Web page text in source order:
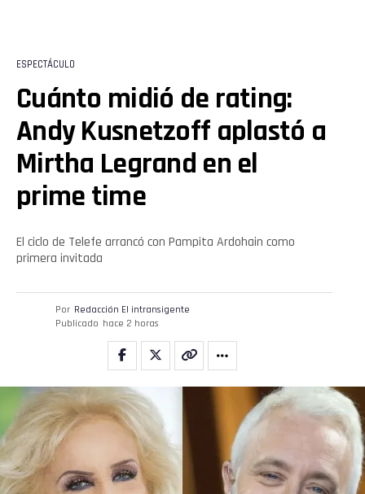
ESPECTÁCULO
Cuánto midió de rating:
Andy Kusnetzoff aplastó a
Mirtha Legrand en el
prime time
El ciclo de Telefe arrancó con Pampita Ardohain como
primera invitada
Por Redacción El intransigente
Publicado hace 2 horas
Pinterest
Whatsapp
Email